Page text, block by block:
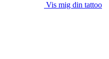
Vis mig din tattoo